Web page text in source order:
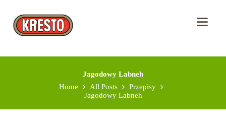
Jagodowy Labneh
Home
All Posts
Przepisy
Jagodowy Labneh